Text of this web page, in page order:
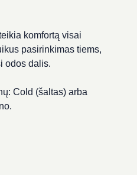
komfortą visai
pasirinkimas tiems,
odos dalis.
Cold (šaltas) arba